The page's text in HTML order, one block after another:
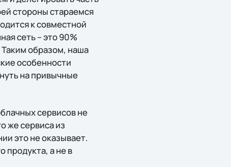
стороны стараемся
к совместной
сеть – это 90%
образом, наша
особенности
на привычные
сервисов не
же сервиса из
это не оказывает.
продукта, а не в